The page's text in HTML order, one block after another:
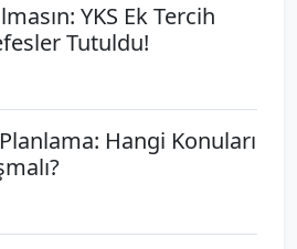
YKS Ek Tercih
Tutuldu!
Planlama: Hangi Konuları